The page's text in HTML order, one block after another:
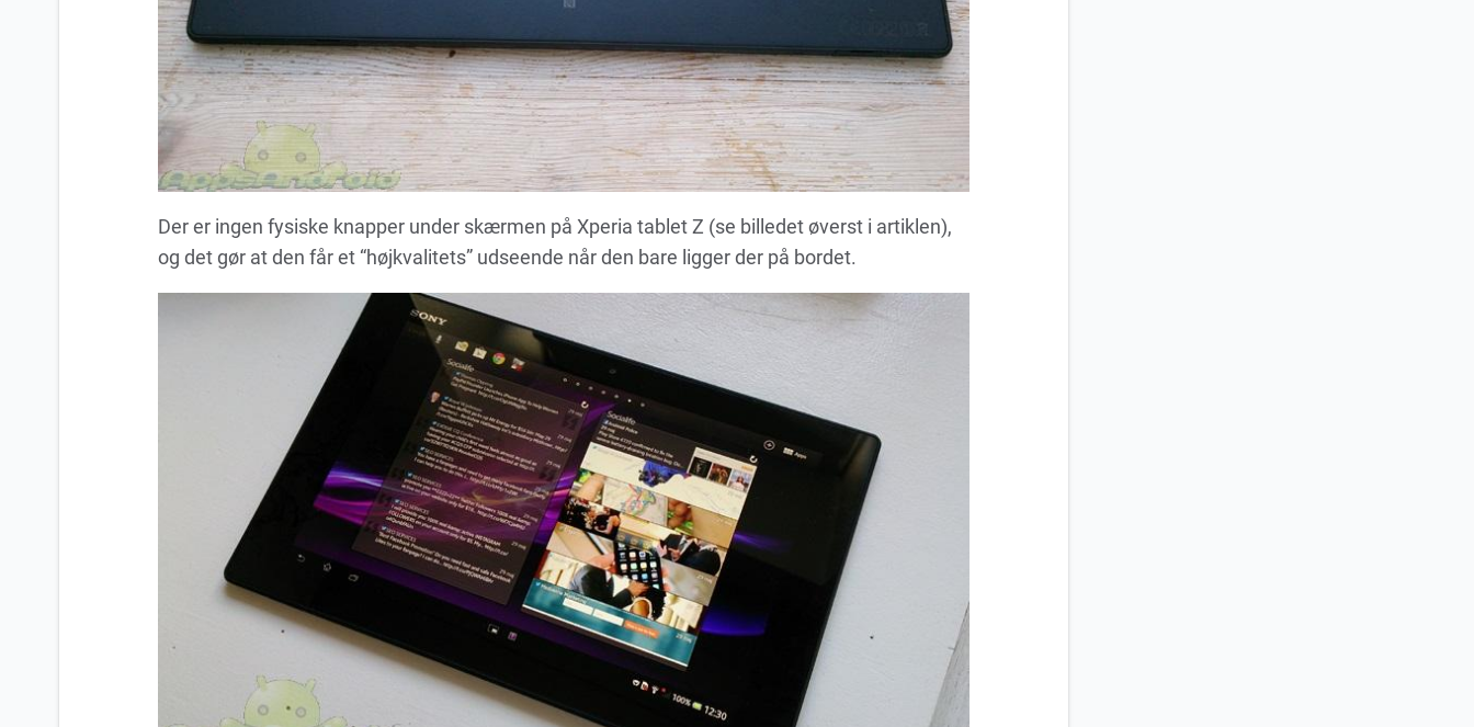
Der er ingen fysiske knapper under skærmen på Xperia tablet Z (se billedet øverst i artiklen),
og det gør at den får et “højkvalitets” udseende når den bare ligger der på bordet.